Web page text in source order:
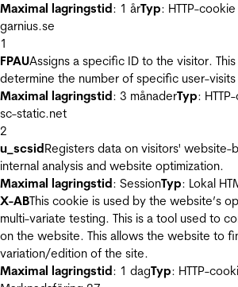
Maximal lagringstid: 1 årTyp: HTTP-cookie
garnius.se
1
FPAUAssigns a specific ID to the visitor.
determine the number of specific user-
Maximal lagringstid: 3 månaderTyp:
sc-static.net
2
u_scsidRegisters data on visitors' website-
internal analysis and website optimization.
Maximal lagringstid: SessionTyp: Lokal
X-ABThis cookie is used by the website’s
multi-variate testing. This is a tool used to
on the website. This allows the website to
variation/edition of the site.
Maximal lagringstid: 1 dagTyp: HTTP-